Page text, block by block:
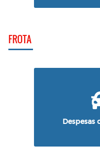
FROTA
Despesas